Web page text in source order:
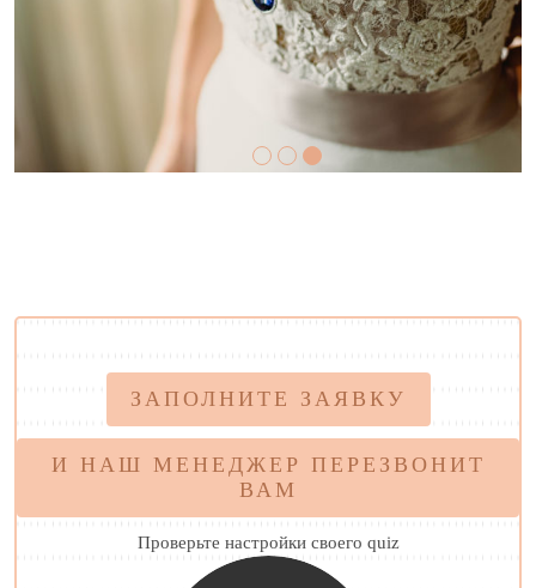
ЗАПОЛНИТЕ ЗАЯВКУ
И НАШ МЕНЕДЖЕР ПЕРЕЗВОНИТ
ВАМ
Проверьте настройки своего quiz